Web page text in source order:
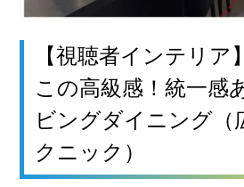
【視聴者インテリア
この高級感！統一感
ビングダイニング（
クニック）